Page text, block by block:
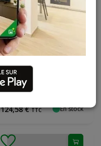
Palplanche azobé AD
- 50 x 185 x 5500 mm
22,65 € / ml
124,58€ TTC En stock